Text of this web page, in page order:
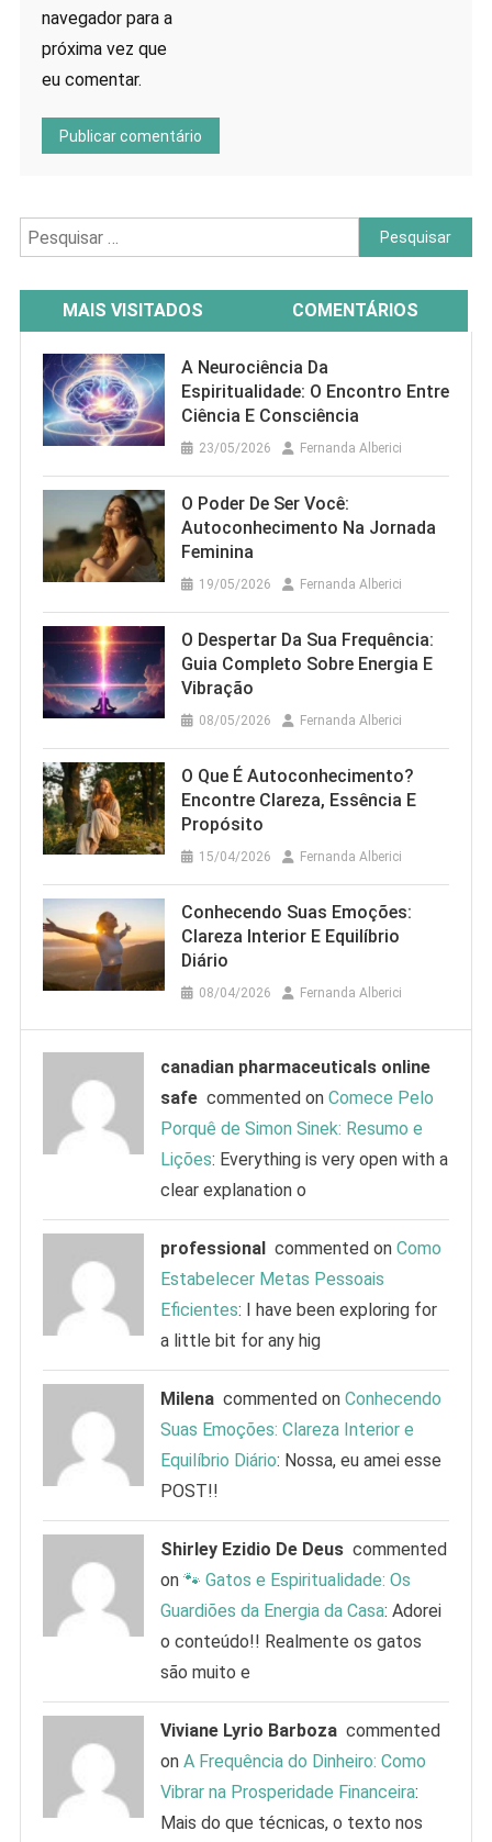
navegador para a
próxima vez que
eu comentar.
Pesquisar
por:
MAIS VISITADOS COMENTÁRIOS
A Neurociência Da
Espiritualidade: O Encontro Entre
Ciência E Consciência
23/05/2026 Fernanda Alberici
O Poder De Ser Você:
Autoconhecimento Na Jornada
Feminina
19/05/2026 Fernanda Alberici
O Despertar Da Sua Frequência:
Guia Completo Sobre Energia E
Vibração
08/05/2026 Fernanda Alberici
O Que É Autoconhecimento?
Encontre Clareza, Essência E
Propósito
15/04/2026 Fernanda Alberici
Conhecendo Suas Emoções:
Clareza Interior E Equilíbrio
Diário
08/04/2026 Fernanda Alberici
canadian pharmaceuticals online
safe commented onComece Pelo
Porquê de Simon Sinek: Resumo e
Lições: Everything is very open with a
clear explanation o
professional commented onComo
Estabelecer Metas Pessoais
Eficientes: I have been exploring for
a little bit for any hig
Milena commented onConhecendo
Suas Emoções: Clareza Interior e
Equilíbrio Diário: Nossa, eu amei esse
POST!!
Shirley Ezidio De Deus commented
on🐾 Gatos e Espiritualidade: Os
Guardiões da Energia da Casa: Adorei
o conteúdo!! Realmente os gatos
são muito e
Viviane Lyrio Barboza commented
onA Frequência do Dinheiro: Como
Vibrar na Prosperidade Financeira:
Mais do que técnicas, o texto nos